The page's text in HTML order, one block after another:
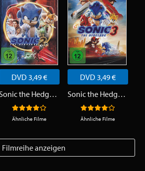
DVD 3,49 €
Sonic the Hedgehog 2
Ähnliche Filme
DVD 3,49 €
Sonic the Hedgehog 3
Ähnliche Filme
Filmreihe anzeigen